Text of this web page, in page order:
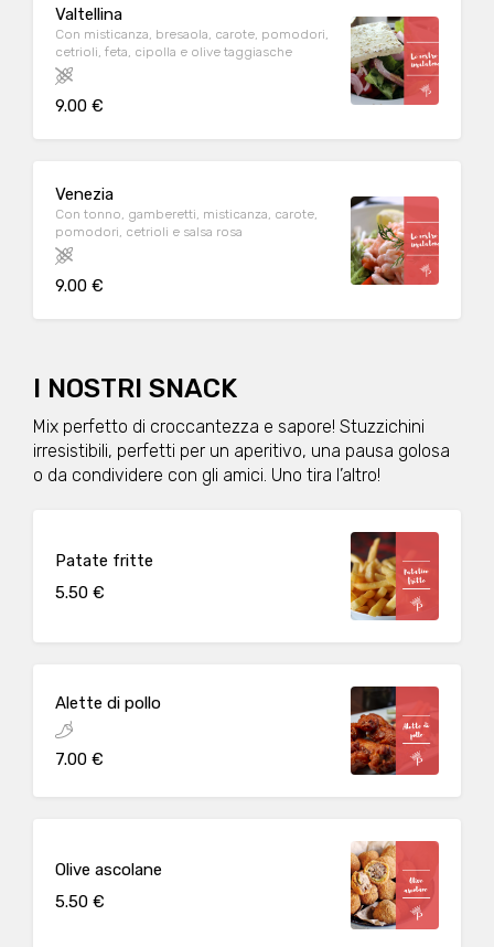
Valtellina
Con misticanza, bresaola, carote, pomodori,
cetrioli, feta, cipolla e olive taggiasche
9.00 €
Venezia
Con tonno, gamberetti, misticanza, carote,
pomodori, cetrioli e salsa rosa
9.00 €
I NOSTRI SNACK
Mix perfetto di croccantezza e sapore! Stuzzichini
irresistibili, perfetti per un aperitivo, una pausa golosa
o da condividere con gli amici. Uno tira l’altro!
Patate fritte
5.50 €
Alette di pollo
7.00 €
Olive ascolane
5.50 €